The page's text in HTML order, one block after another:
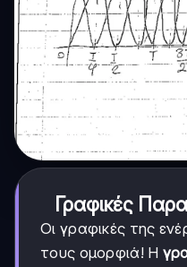
Γραφικές
Οι γραφικές της
τους ομορφιά! Η